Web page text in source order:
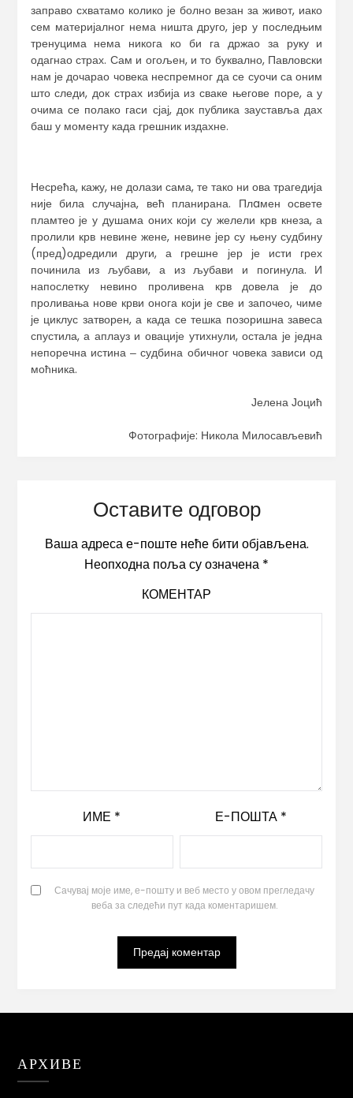
заправо схватамо колико је болно везан за живот, иако
сем материјалног нема ништа друго, јер у последњим
тренуцима нема никога ко би га држао за руку и
одагнао страх. Сам и огољен, и то буквално, Павловски
нам је дочарао човека неспремног да се суочи са оним
што следи, док страх избија из сваке његове поре, а у
очима се полако гаси сјај, док публика зауставља дах
баш у моменту када грешник издахне.
Несрећа, кажу, не долази сама, те тако ни ова трагедија
није била случајна, већ планирана. Плaмен освете
пламтео је у душама оних који су желели крв кнеза, а
пролили крв невине жене, невине јер су њену судбину
(пред)одредили други, а грешне јер је исти грех
починила из љубави, а из љубави и погинула. И
напослетку невино проливена крв довела је до
проливања нове крви онога који је све и започео, чиме
је циклус затворен, а када се тешка позоришна завеса
спустила, а аплауз и овације утихнули, остала је једна
непоречна истина ‒ судбина обичног човека зависи од
моћника.
Јелена Јоцић
Фотографије: Никола Милосављевић
Оставите одговор
Ваша адреса е-поште неће бити објављена.
Неопходна поља су означена *
КОМЕНТАР
ИМЕ * Е-ПОШТА *
Сачувај моје име, е-пошту и веб место у овом прегледачу
веба за следећи пут када коментаришем.
АРХИВЕ